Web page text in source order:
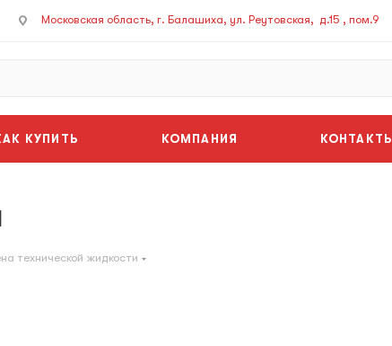
Московская область, г. Балашиха, ул. Реутовская, д.15 , пом.9
КУПИТЬ КОМПАНИЯ КОНТАКТЫ
технической жидкости